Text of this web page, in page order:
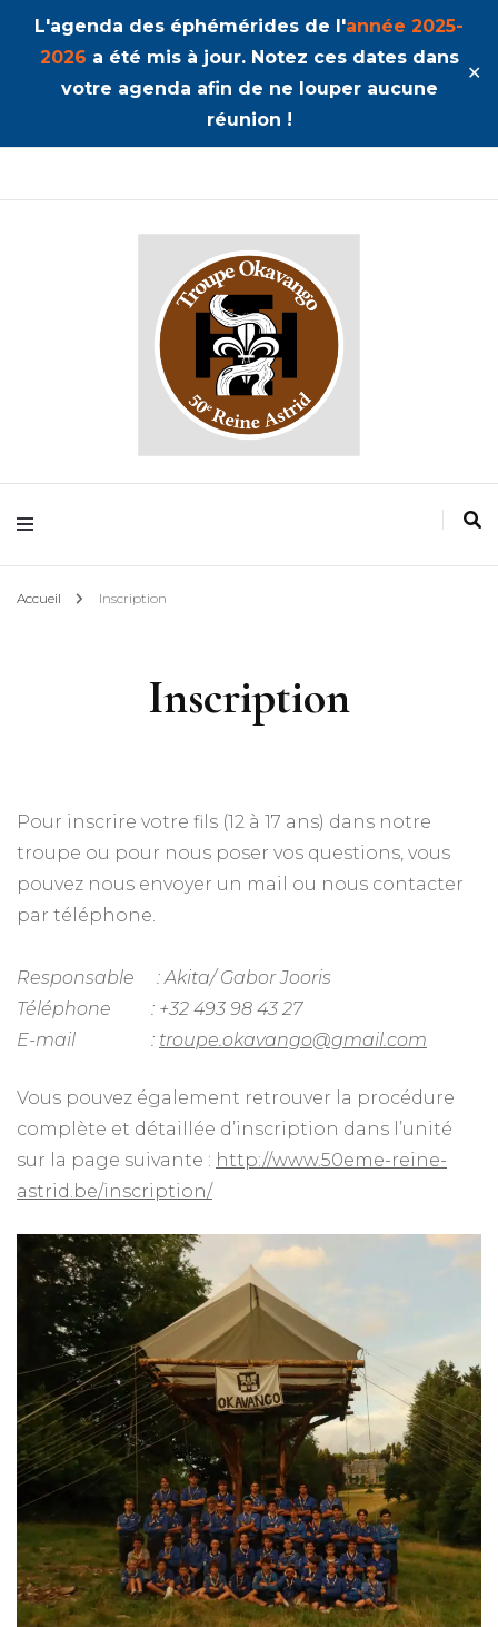
L'agenda des éphémérides de l'année 2025-
2026 a été mis à jour. Notez ces dates dans
votre agenda afin de ne louper aucune
réunion !
✕
Okavango
50ème Unité Reine Astrid
Accueil Inscription
Inscription
Pour inscrire votre fils (12 à 17 ans) dans notre
troupe ou pour nous poser vos questions, vous
pouvez nous envoyer un mail ou nous contacter
par téléphone.
Responsable
: Akita/ Gabor Jooris
Téléphone
: +32 493 98 43 27
E-mail
: troupe.okavango@gmail.com
Vous pouvez également retrouver la procédure
complète et détaillée d’inscription dans l’unité
sur la page suivante : http://www.50eme-reine-
astrid.be/inscription/